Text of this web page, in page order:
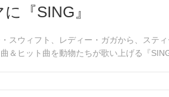
『SING』
スウィフト、レディー・ガガから、ステ
＆ヒット曲を動物たちが歌い上げる『